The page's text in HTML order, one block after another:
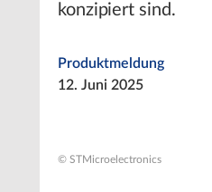
konzipiert sind.
Produktmeldung
12. Juni 2025
© STMicroelectronics